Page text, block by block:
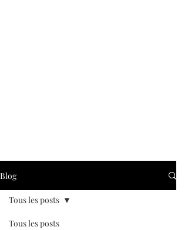
Blog
Tous les posts
Tous les posts